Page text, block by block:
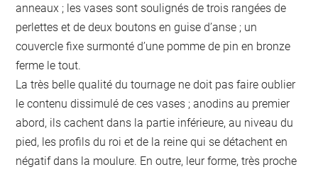
anneaux ; les vases sont soulignés de trois rangées de
perlettes et de deux boutons en guise d’anse ; un
couvercle fixe surmonté d’une pomme de pin en bronze
ferme le tout.
La très belle qualité du tournage ne doit pas faire oublier
le contenu dissimulé de ces vases ; anodins au premier
abord, ils cachent dans la partie inférieure, au niveau du
pied, les profils du roi et de la reine qui se détachent en
négatif dans la moulure. En outre, leur forme, très proche